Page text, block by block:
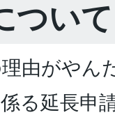
ついて
由がやん
る延長申